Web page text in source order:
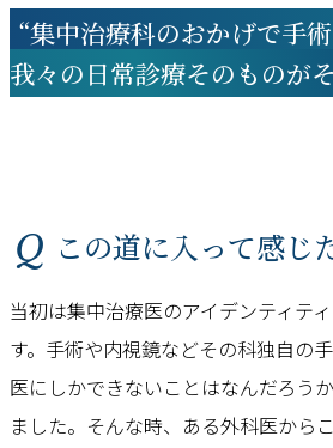
“集中治療科のおかげで手術
我々の日常診療そのものが
Q この道に入って感じ
当初は集中治療医のアイデンティテ
す。手術や内視鏡などその科独自の
医にしかできないことはなんだろう
ました。そんな時、ある外科医から